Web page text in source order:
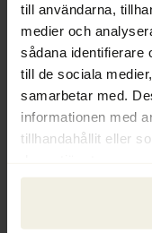
till användarna,
medier och
sådana identifierare
till de sociala
samarbetar med.
informationen med
tillhandahållit eller
– Faller en av
skicka resultatet
förvaltaren eller
tur ska
är en ny
Helena Jangel
Samtidigt
har täta